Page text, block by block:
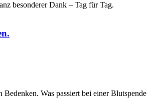
besonderer Dank – Tag für Tag.
Was passiert bei einer Blutspende